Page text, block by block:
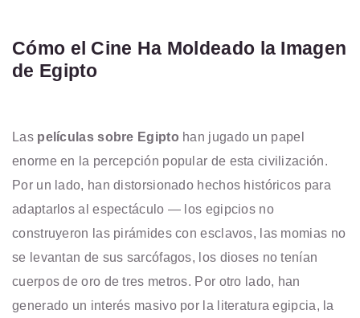
Cómo el Cine Ha Moldeado la Imagen
de Egipto
Las películas sobre Egipto han jugado un papel
enorme en la percepción popular de esta civilización.
Por un lado, han distorsionado hechos históricos para
adaptarlos al espectáculo — los egipcios no
construyeron las pirámides con esclavos, las momias no
se levantan de sus sarcófagos, los dioses no tenían
cuerpos de oro de tres metros. Por otro lado, han
generado un interés masivo por la literatura egipcia, la